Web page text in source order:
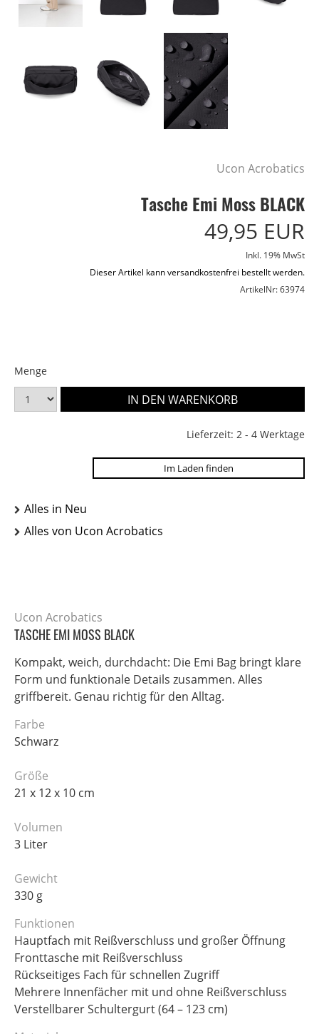
Ucon Acrobatics
Tasche Emi Moss BLACK
49,95 EUR
Inkl. 19% MwSt
Dieser Artikel kann versandkostenfrei bestellt werden.
ArtikelNr: 63974
Menge
Lieferzeit: 2 - 4 Werktage
Im Laden finden
Alles in Neu
Alles von Ucon Acrobatics
Ucon Acrobatics
TASCHE EMI MOSS BLACK
Kompakt, weich, durchdacht: Die Emi Bag bringt klare
Form und funktionale Details zusammen. Alles
griffbereit. Genau richtig für den Alltag.
Farbe
Schwarz
Größe
21 x 12 x 10 cm
Volumen
3 Liter
Gewicht
330 g
Funktionen
Hauptfach mit Reißverschluss und großer Öffnung
Fronttasche mit Reißverschluss
Rückseitiges Fach für schnellen Zugriff
Mehrere Innenfächer mit und ohne Reißverschluss
Verstellbarer Schultergurt (64 – 123 cm)